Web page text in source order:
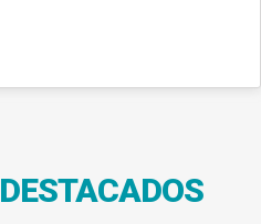
DESTACADOS